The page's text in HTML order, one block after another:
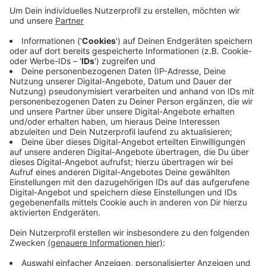
Die Wirtschaftsbetriebe des Kreises Coesfeld
spenden ab kommenden Jahr jährlich 10.000 Euro.
Diese große Spende nutzen die Tafeln unter anderem
für Miet-, Fahrzeug-, Betriebs- und Energiekosten.
Gleichzeitig hilft das Geld auch gegen
Lebensmittelverschwendung anzukämpfen, sagen die
Wirtschaftsbetriebe des Kreises. Allein die Tafel in
Coesfeld rettet fast 500 Tonnen Lebensmittel pro
Jahr.
Anzeige